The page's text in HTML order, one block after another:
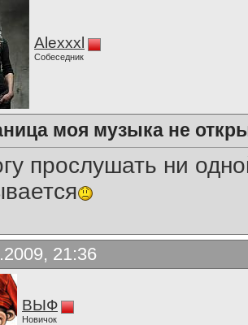
Alexxxl
Собеседник
моя музыка не
прослушать ни
21:36
ВЫФ
Новичок